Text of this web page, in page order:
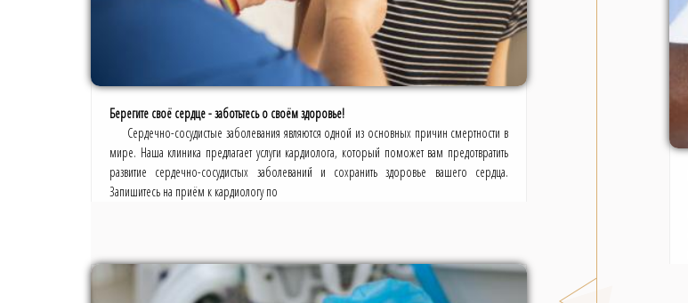
Берегите своё сердце - заботьтесь о своём здоровье!
Сердечно-сосудистые заболевания являются одной из основных причин смертности в
мире. Наша клиника предлагает услуги кардиолога, который поможет вам предотвратить
развитие сердечно-сосудистых заболеваний и сохранить здоровье вашего сердца.
Запишитесь на приём к кардиологу по